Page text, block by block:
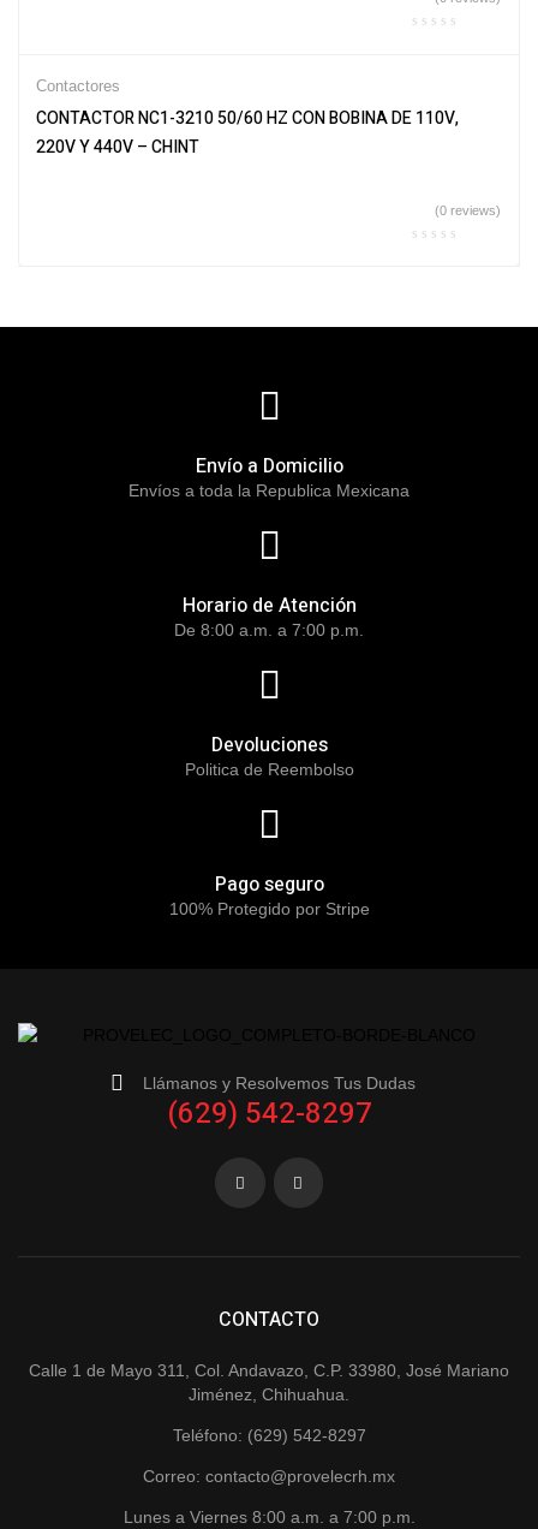
Contactores
CONTACTOR NC1-3210 50/60 HZ CON BOBINA DE 110V,
220V Y 440V – CHINT
(0 reviews)
Envío a Domicilio
Envíos a toda la Republica Mexicana
Horario de Atención
De 8:00 a.m. a 7:00 p.m.
Devoluciones
Politica de Reembolso
Pago seguro
100% Protegido por Stripe
Llámanos y Resolvemos Tus Dudas
(629) 542-8297
CONTACTO
Calle 1 de Mayo 311, Col. Andavazo, C.P. 33980, José Mariano
Jiménez, Chihuahua.
Teléfono: (629) 542-8297
Correo: contacto@provelecrh.mx
Lunes a Viernes 8:00 a.m. a 7:00 p.m.